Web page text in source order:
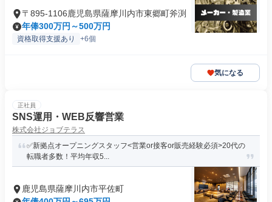
〒895-1106鹿児島県薩摩川内市東郷町斧渕
年俸300万円～500万円
資格取得支援あり +6個
気になる
正社員
SNS運用・WEB反響営業
株式会社ジョブテラス
✅新拠点オープニングスタッフ<営業or接客or販売経験必須>20代の
転職者多数！平均年収5...
鹿児島県薩摩川内市平佐町